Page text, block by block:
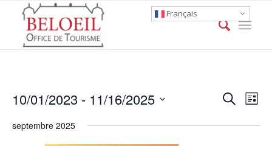
Events
Search
List
10/01/2023 - 11/16/2025
date.
septembre 2025
Français